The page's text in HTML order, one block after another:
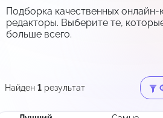
Подборка качественных
редакторы. Выберите те,
больше всего.
Найден 1 результат